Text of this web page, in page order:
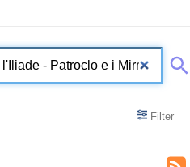
Filter